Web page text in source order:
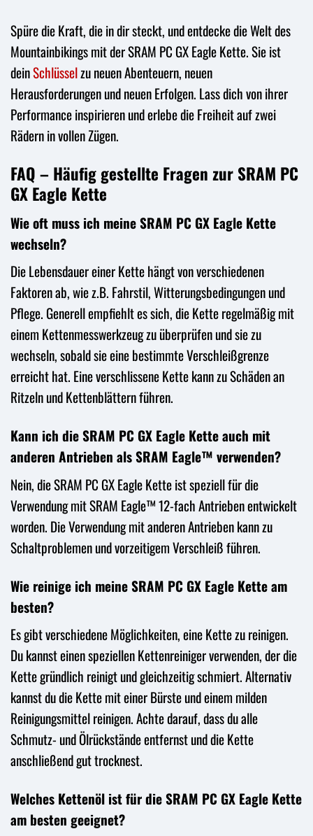
Spüre die Kraft, die in dir steckt, und entdecke die Welt des
Mountainbikings mit der SRAM PC GX Eagle Kette. Sie ist
deinSchlüsselzu neuen Abenteuern, neuen
Herausforderungen und neuen Erfolgen. Lass dich von ihrer
Performance inspirieren und erlebe die Freiheit auf zwei
Rädern in vollen Zügen.
FAQ – Häufig gestellte Fragen zur SRAM PC
GX Eagle Kette
Wie oft muss ich meine SRAM PC GX Eagle Kette
wechseln?
Die Lebensdauer einer Kette hängt von verschiedenen
Faktoren ab, wie z.B. Fahrstil, Witterungsbedingungen und
Pflege. Generell empfiehlt es sich, die Kette regelmäßig mit
einem Kettenmesswerkzeug zu überprüfen und sie zu
wechseln, sobald sie eine bestimmte Verschleißgrenze
erreicht hat. Eine verschlissene Kette kann zu Schäden an
Ritzeln und Kettenblättern führen.
Kann ich die SRAM PC GX Eagle Kette auch mit
anderen Antrieben als SRAM Eagle™ verwenden?
Nein, die SRAM PC GX Eagle Kette ist speziell für die
Verwendung mit SRAM Eagle™ 12-fach Antrieben entwickelt
worden. Die Verwendung mit anderen Antrieben kann zu
Schaltproblemen und vorzeitigem Verschleiß führen.
Wie reinige ich meine SRAM PC GX Eagle Kette am
besten?
Es gibt verschiedene Möglichkeiten, eine Kette zu reinigen.
Du kannst einen speziellen Kettenreiniger verwenden, der die
Kette gründlich reinigt und gleichzeitig schmiert. Alternativ
kannst du die Kette mit einer Bürste und einem milden
Reinigungsmittel reinigen. Achte darauf, dass du alle
Schmutz- und Ölrückstände entfernst und die Kette
anschließend gut trocknest.
Welches Kettenöl ist für die SRAM PC GX Eagle Kette
am besten geeignet?